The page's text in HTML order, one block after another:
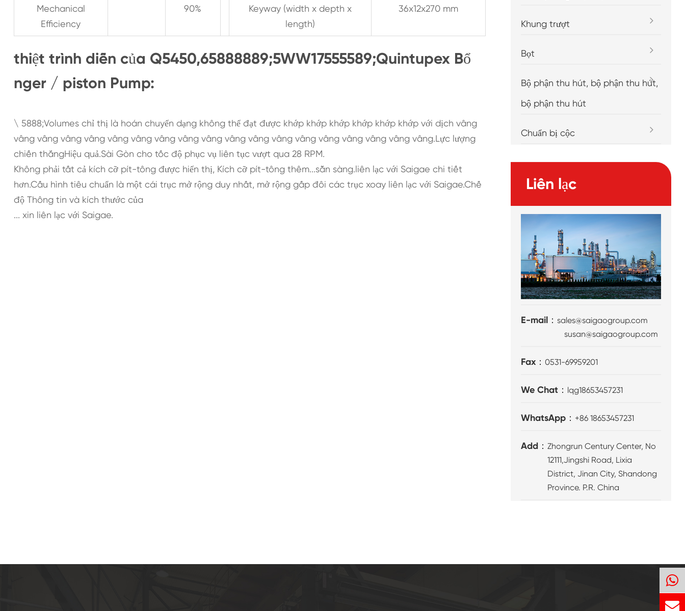
Mechanical
Efficiency
90%
Keyway (width x depth x
length)
36x12x270 mm
thiệt trình diễn của Q5450,65888889;5WW17555589;Quintupex Bổ
nger / piston Pump:
\ 5888;Volumes chỉ thị là hoán chuyển dạng không thể đạt được khớp khớp khớp khớp khớp khớp với dịch vâng
vâng vâng vâng vâng vâng vâng vâng vâng vâng vâng vâng vâng vâng vâng vâng vâng vâng vâng.Lực lượng
chiến thắngHiệu quả.Sài Gòn cho tốc độ phục vụ liên tục vượt qua 28 RPM.
Không phải tất cả kích cỡ pít-tông được hiển thị, Kích cỡ pít-tông thêm...sẵn sàng.liên lạc với Saigae chi tiết
hơn.Cấu hình tiêu chuẩn là một cái trục mở rộng duy nhất, mở rộng gấp đôi các trục xoay liên lạc với Saigae.Chế
độ Thông tin và kích thước của
... xin liên lạc với Saigae.
Khung trượt
Bọt
Bộ phận thu hút, bộ phận thu hút,
bộ phận thu hút
Chuẩn bị cộc
Liên lạc
E-mail：sales@saigaogroup.com
susan@saigaogroup.com
Fax：0531-69959201
We Chat： lqg18653457231
WhatsApp： +86 18653457231
Add：Zhongrun Century Center, No
12111,Jingshi Road, Lixia
District, Jinan City, Shandong
Province. P.R. China